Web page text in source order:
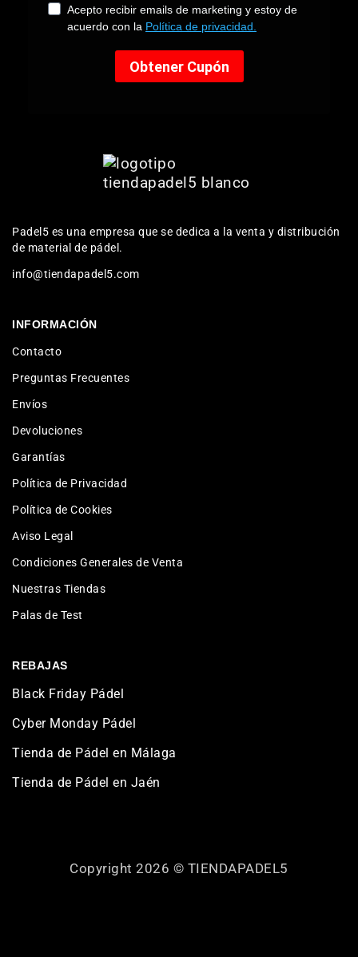
Padel5 es una empresa que se dedica a la venta y distribución
de material de pádel.
info@tiendapadel5.com
INFORMACIÓN
Contacto
Preguntas Frecuentes
Envíos
Devoluciones
Garantías
Política de Privacidad
Política de Cookies
Aviso Legal
Condiciones Generales de Venta
Nuestras Tiendas
Palas de Test
REBAJAS
Black Friday Pádel
Cyber Monday Pádel
Tienda de Pádel en Málaga
Tienda de Pádel en Jaén
Copyright 2026 © TIENDAPADEL5